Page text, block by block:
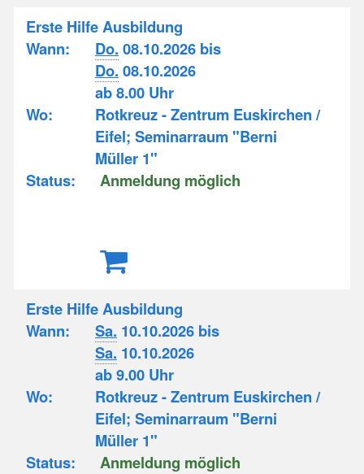
Erste Hilfe Ausbildung
Wann:
Do. 08.10.2026 bis
Do. 08.10.2026
ab 8.00 Uhr
Wo:
Rotkreuz - Zentrum Euskirchen /
Eifel; Seminarraum "Berni
Müller 1"
Status:
Anmeldung möglich
Erste Hilfe Ausbildung
Wann:
Sa. 10.10.2026 bis
Sa. 10.10.2026
ab 9.00 Uhr
Wo:
Rotkreuz - Zentrum Euskirchen /
Eifel; Seminarraum "Berni
Müller 1"
Status:
Anmeldung möglich